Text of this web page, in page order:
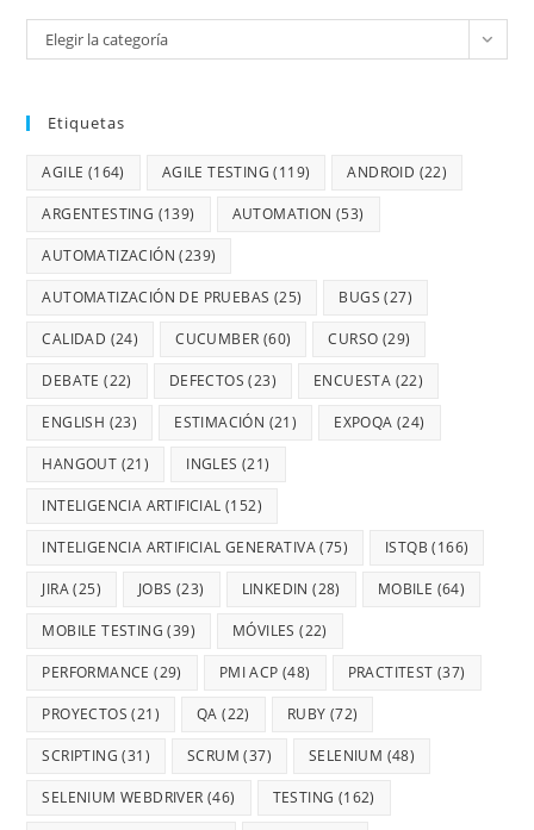
Elegir la categoría
Etiquetas
AGILE (164) AGILE TESTING (119) ANDROID (22)
ARGENTESTING (139) AUTOMATION (53)
AUTOMATIZACIÓN (239)
AUTOMATIZACIÓN DE PRUEBAS (25) BUGS (27)
CALIDAD (24) CUCUMBER (60) CURSO (29)
DEBATE (22) DEFECTOS (23) ENCUESTA (22)
ENGLISH (23) ESTIMACIÓN (21) EXPOQA (24)
HANGOUT (21) INGLES (21)
INTELIGENCIA ARTIFICIAL (152)
INTELIGENCIA ARTIFICIAL GENERATIVA(75) ISTQB (166)
JIRA(25) JOBS (23) LINKEDIN (28) MOBILE (64)
MOBILE TESTING (39) MÓVILES (22)
PERFORMANCE (29) PMI ACP (48) PRACTITEST (37)
PROYECTOS (21) QA (22) RUBY (72)
SCRIPTING (31) SCRUM (37) SELENIUM (48)
SELENIUM WEBDRIVER (46) TESTING (162)